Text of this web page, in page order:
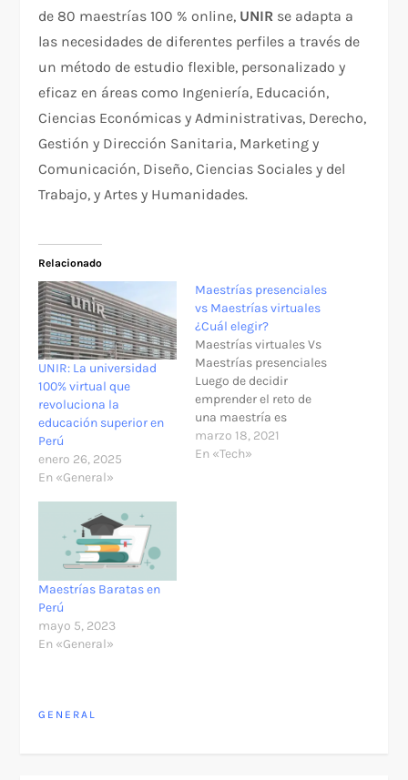
de 80 maestrías 100 % online, UNIR se adapta a
las necesidades de diferentes perfiles a través de
un método de estudio flexible, personalizado y
eficaz en áreas como Ingeniería, Educación,
Ciencias Económicas y Administrativas, Derecho,
Gestión y Dirección Sanitaria, Marketing y
Comunicación, Diseño, Ciencias Sociales y del
Trabajo, y Artes y Humanidades.
Relacionado
UNIR: La universidad
100% virtual que
revoluciona la
educación superior en
Perú
enero 26, 2025
En «General»
Maestrías presenciales
vs Maestrías virtuales
¿Cuál elegir?
Maestrías virtuales Vs
Maestrías presenciales
Luego de decidir
emprender el reto de
una maestría es
necesario informarse
sobre las distintas
marzo 18, 2021
En «Tech»
Maestrías Baratas en
Perú
mayo 5, 2023
En «General»
GENERAL